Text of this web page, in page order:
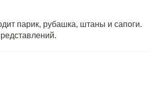
парик, рубашка, штаны и сапоги.